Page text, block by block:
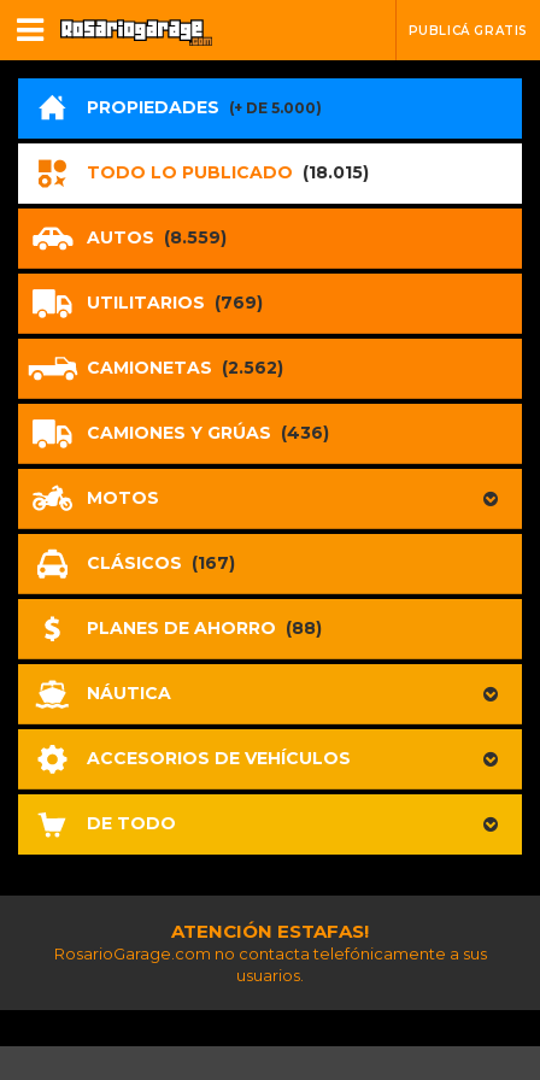
PUBLICÁ GRATIS
PROPIEDADES (+ DE 5.000)
TODO LO PUBLICADO (18.015)
AUTOS (8.559)
UTILITARIOS (769)
CAMIONETAS (2.562)
CAMIONES Y GRÚAS (436)
MOTOS
CLÁSICOS (167)
PLANES DE AHORRO (88)
NÁUTICA
ACCESORIOS DE VEHÍCULOS
DE TODO
ATENCIÓN ESTAFAS!
RosarioGarage.com no contacta telefónicamente a sus
usuarios.